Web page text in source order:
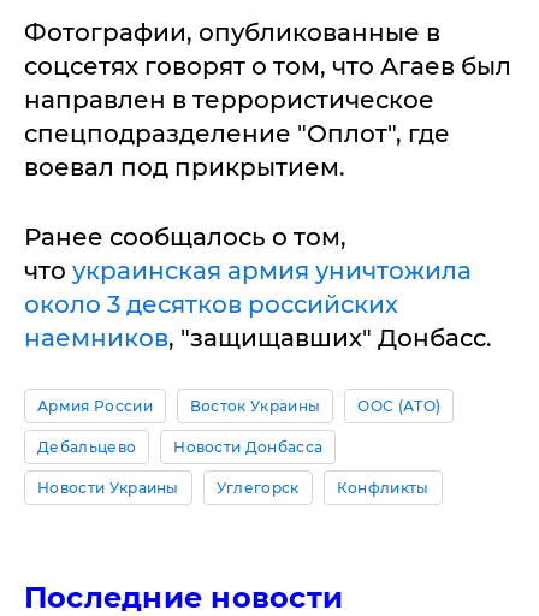
Фотографии, опубликованные в
соцсетях говорят о том, что Агаев был
направлен в террористическое
спецподразделение "Оплот", где
воевал под прикрытием.
Ранее сообщалось о том,
что украинская армия уничтожила
около 3 десятков российских
наемников, "защищавших" Донбасс.
Армия России Восток Украины ООС (АТО)
Дебальцево Новости Донбасса
Новости Украины Углегорск Конфликты
Последние новости